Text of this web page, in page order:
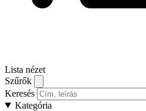
Lista nézet
Szűrők
Keresés
Kategória